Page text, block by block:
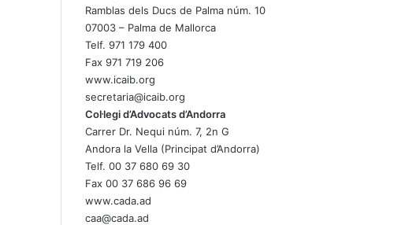
Ramblas dels Ducs de Palma núm. 10
07003 – Palma de Mallorca
Telf. 971 179 400
Fax 971 719 206
www.icaib.org
secretaria@icaib.org
Col·legi d’Advocats d’Andorra
Carrer Dr. Nequi núm. 7, 2n G
Andora la Vella (Principat d’Andorra)
Telf. 00 37 680 69 30
Fax 00 37 686 96 69
www.cada.ad
caa@cada.ad